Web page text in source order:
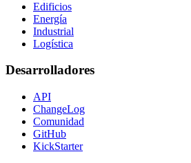
Edificios
Energía
Industrial
Logística
Desarrolladores
API
ChangeLog
Comunidad
GitHub
KickStarter